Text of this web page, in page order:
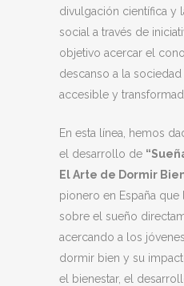
divulgación científica y
social a través de
objetivo acercar el
descanso a la sociedad
accesible y
En esta línea, hemos
el desarrollo de
El Arte de Dormir
pionero en España que
sobre el sueño
acercando a los
dormir bien y su
el bienestar, el